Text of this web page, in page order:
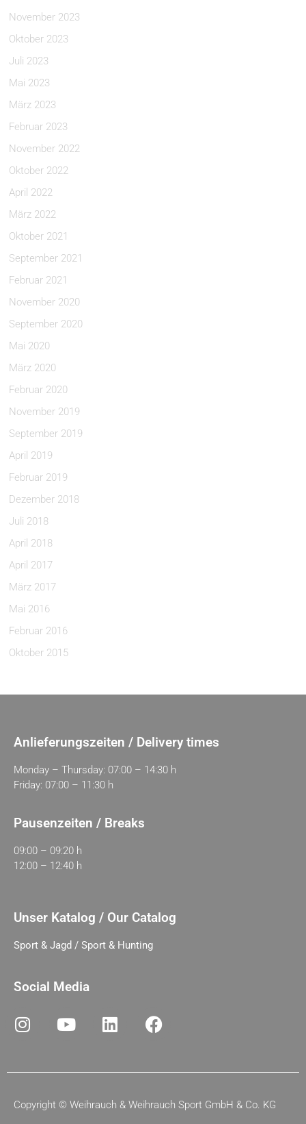
November 2023
Oktober 2023
Juli 2023
Mai 2023
März 2023
Februar 2023
November 2022
Oktober 2022
April 2022
März 2022
Oktober 2021
September 2021
Februar 2021
November 2020
September 2020
Mai 2020
März 2020
Februar 2020
November 2019
September 2019
April 2019
Februar 2019
Dezember 2018
Juli 2018
April 2018
April 2017
März 2017
Mai 2016
Februar 2016
Oktober 2015
Anlieferungszeiten / Delivery times
Monday – Thursday: 07:00 – 14:30 h
Friday: 07:00 – 11:30 h
Pausenzeiten / Breaks
09:00 – 09:20 h
12:00 – 12:40 h
Unser Katalog / Our Catalog
Sport & Jagd / Sport & Hunting
Social Media
Copyright © Weihrauch & Weihrauch Sport GmbH & Co. KG